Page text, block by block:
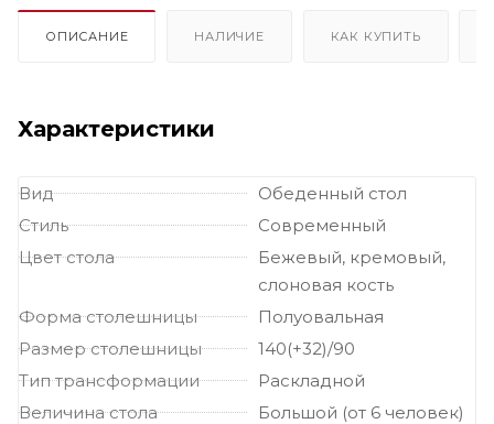
Стеклянные прямоугольные столы
ножке Стеклянные большие столы
Раздвижные и раскладные
одной ножке Овальные большие столы
на одной ножке
ОПИСАНИЕ НАЛИЧИЕ КАК КУПИТЬ
Характеристики
Вид
Обеденный стол
Стиль
Современный
Цвет стола
Бежевый, кремовый,
слоновая кость
Форма столешницы
Полуовальная
Размер столешницы
140(+32)/90
Тип трансформации
Раскладной
Величина стола
Большой (от 6 человек)